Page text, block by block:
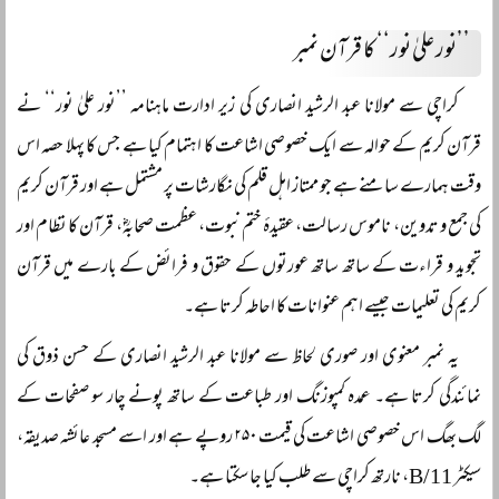
’’نور علیٰ نور‘‘ کا قرآن نمبر
کراچی سے مولانا عبد الرشید انصاری کی زیر ادارت ماہنامہ ’’نور علیٰ نور‘‘ نے
قرآن کریم کے حوالہ سے ایک خصوصی اشاعت کا اہتمام کیا ہے جس کا پہلا حصہ اس
وقت ہمارے سامنے ہے جو ممتاز اہل قلم کی نگارشات پر مشتمل ہے اور قرآن کریم
کی جمع و تدوین، ناموس رسالت، عقیدۂ ختم نبوت، عظمت صحابہؓ، قرآن کا نظام اور
تجوید و قراءت کے ساتھ ساتھ عورتوں کے حقوق و فرائض کے بارے میں قرآن
کریم کی تعلیمات جیسے اہم عنوانات کا احاطہ کرتا ہے۔
یہ نمبر معنوی اور صوری لحاظ سے مولانا عبد الرشید انصاری کے حسن ذوق کی
نمائندگی کرتا ہے۔ عمدہ کمپوزنگ اور طباعت کے ساتھ پونے چار سو صفحات کے
لگ بھگ اس خصوصی اشاعت کی قیمت ۲۵۰ روپے ہے اور اسے مسجد عائشہ صدیقہ،
سیکٹر 11/B، نارتھ کراچی سے طلب کیا جا سکتا ہے۔